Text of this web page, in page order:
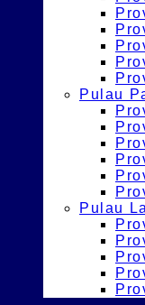
Pulau
Pulau